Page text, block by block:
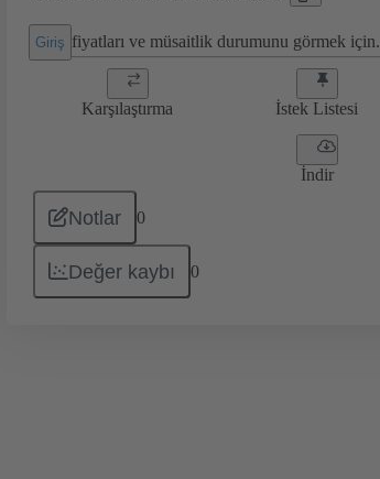
Giriş fiyatları ve müsaitlik durumunu görmek için.
Karşılaştırma İstek Listesi
İndir
Notlar 0
Değer kaybı 0